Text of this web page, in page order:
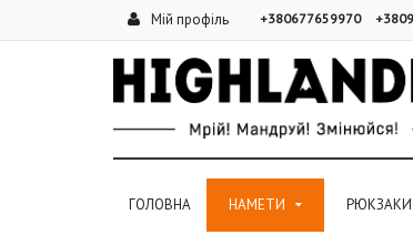
Мій профіль +380677659970
ГОЛОВНА НАМЕТИ РЮКЗАКИ